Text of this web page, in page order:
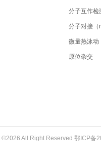
分子互作检
分子对接
微量热泳动
原位杂交
All Right Reserved 鄂ICP备